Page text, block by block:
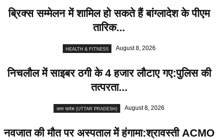
ब्रिक्स सम्मेलन में शामिल हाे सकते हैं बांग्लादेश के पीएम
तारिक...
HEALTH & FITNESS August 8, 2026
निचलौल में साइबर ठगी के 4 हजार लौटाए गए:पुलिस की
तत्परता...
उत्तर प्रदेश (UTTAR PRADESH) August 8, 2026
नवजात की मौत पर अस्पताल में हंगामा:श्रावस्ती ACMO